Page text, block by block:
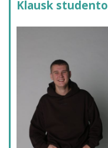
Klausk studento